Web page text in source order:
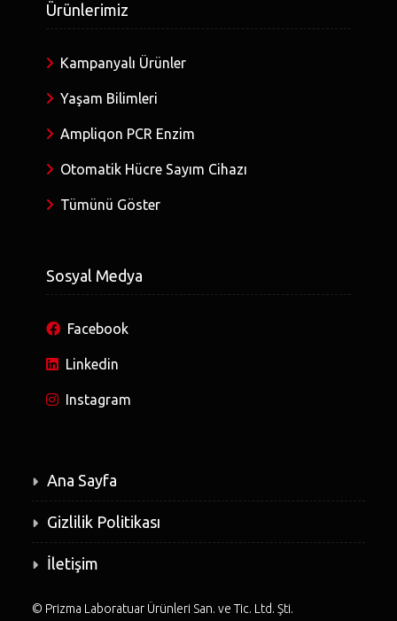
Ürünlerimiz
Kampanyalı Ürünler
Yaşam Bilimleri
Ampliqon PCR Enzim
Otomatik Hücre Sayım Cihazı
Tümünü Göster
Sosyal Medya
Facebook
Linkedin
Instagram
Ana Sayfa
Gizlilik Politikası
İletişim
© Prizma Laboratuar Ürünleri San. ve Tic. Ltd. Şti.